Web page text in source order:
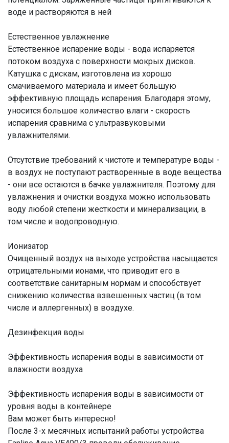
воде и растворяются в ней
Естественное увлажнение
Естественное испарение воды - вода испаряется
потоком воздуха с поверхности мокрых дисков.
Катушка с дискам, изготовлена из хорошо
смачиваемого материала и имеет большую
эффективную площадь испарения. Благодаря этому,
уносится большое количество влаги - скорость
испарения сравнима с ультразвуковыми
увлажнителями.
Отсутствие требований к чистоте и температуре воды -
в воздух не поступают растворенные в воде вещества
- они все остаются в бачке увлажнителя. Поэтому для
увлажнения и очистки воздуха можно использовать
воду любой степени жесткости и минерализации, в
том числе и водопроводную.
Ионизатор
Очищенный воздух на выходе устройства насыщается
отрицательными ионами, что приводит его в
соответствие санитарным нормам и способствует
снижению количества взвешенных частиц (в том
числе и аллергенных) в воздухе.
Дезинфекция воды
Эффективность испарения воды в зависимости от
влажности воздуха
Эффективность испарения воды в зависимости от
уровня воды в контейнере
Вам может быть интересно!
После 3-х месячных испытаний работы устройства